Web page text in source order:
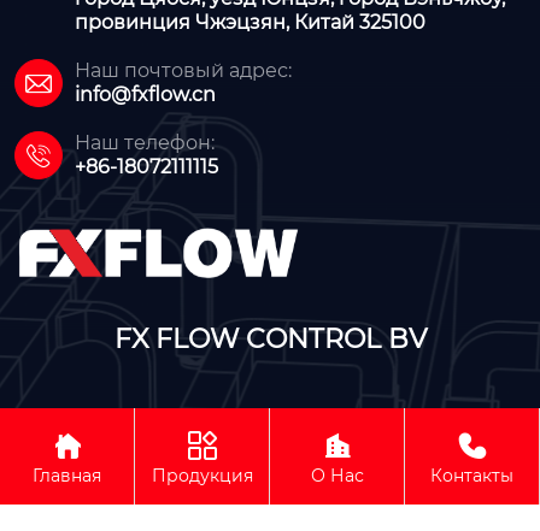
провинция Чжэцзян, Китай 325100

Наш почтовый адрес:
info@fxflow.cn

Наш телефон:
+86-18072111115
FX FLOW CONTROL BV
Авторское право©FX FLOW CONTROL BV

Главная

Продукция

О Нас

Контакты